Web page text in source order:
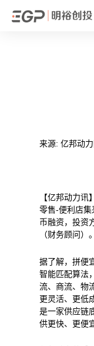
来源: 亿邦动力
【亿邦动力
零售-便利店集
币融资，投资
（财务顾问）。
据了解，拼便
智能匹配算法
流、商流、物
更灵活、更低
是一家供应链
供更快、更便